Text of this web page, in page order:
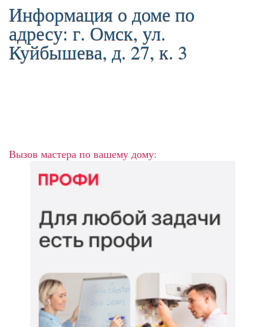
Информация о доме по
адресу: г. Омск, ул.
Куйбышева, д. 27, к. 3
Вызов мастера по вашему дому: